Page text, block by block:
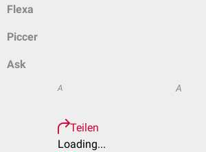
Flexa
Piccer
Ask
A A
Teilen
Loading...